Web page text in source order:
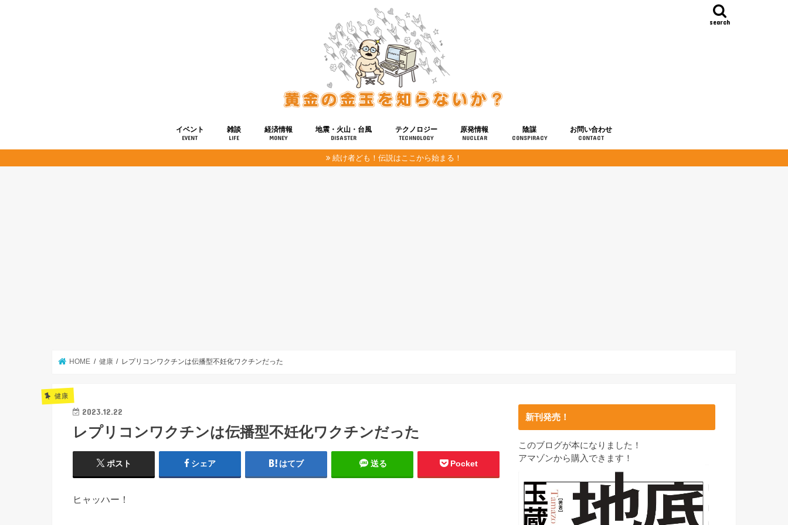
search
イベント
EVENT
雑談
LIFE
経済情報
MONEY
地震・火山・台風
DISASTER
テクノロジー
TECHNOLOGY
健康
宇宙
原発情報
NUCLEAR
陰謀
CONSPIRACY
お問い合わせ
CONTACT
続け者ども！伝説はここから始まる！
HOME 健康 レプリコンワクチンは伝播型不妊化ワクチンだった
健康
2023.12.22
レプリコンワクチンは伝播型不妊化ワクチンだった
ポスト シェア はてブ 送る Pocket
ヒャッハー！
新刊発売！
このブログが本になりました！
アマゾンから購入できます！